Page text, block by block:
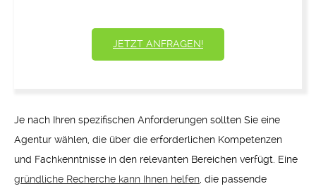
JETZT ANFRAGEN!
Je nach Ihren spezifischen Anforderungen sollten Sie eine
Agentur wählen, die über die erforderlichen Kompetenzen
und Fachkenntnisse in den relevanten Bereichen verfügt. Eine
gründliche Recherche kann Ihnen helfen , die passende